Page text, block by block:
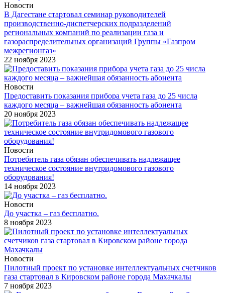
Новости
В Дагестане стартовал семинар руководителей
производственно-диспетчерских подразделений
региональных компаний по реализации газа и
газораспределительных организаций Группы «Газпром
межрегионгаз»
22 ноября 2023
Новости
Предоставить показания прибора учета газа до 25 числа
каждого месяца – важнейшая обязанность абонента
20 ноября 2023
Новости
Потребитель газа обязан обеспечивать надлежащее
техническое состояние внутридомового газового
оборудования!
14 ноября 2023
Новости
До участка – газ бесплатно.
8 ноября 2023
Новости
Пилотный проект по установке интеллектуальных счетчиков
газа стартовал в Кировском районе города Махачкалы
7 ноября 2023